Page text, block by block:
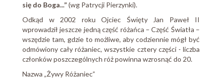
się do Boga...”(wg Patrycji Pierzynki).
Odkąd w 2002 roku Ojciec Święty Jan Paweł II
wprowadził jeszcze jedną część różańca – Część Światła –
wszędzie tam, gdzie to możliwe, aby codziennie mógł być
odmówiony cały różaniec, wszystkie cztery części - liczba
członków poszczególnych róż powinna wzrosnąć do 20.
Nazwa „Żywy Różaniec”